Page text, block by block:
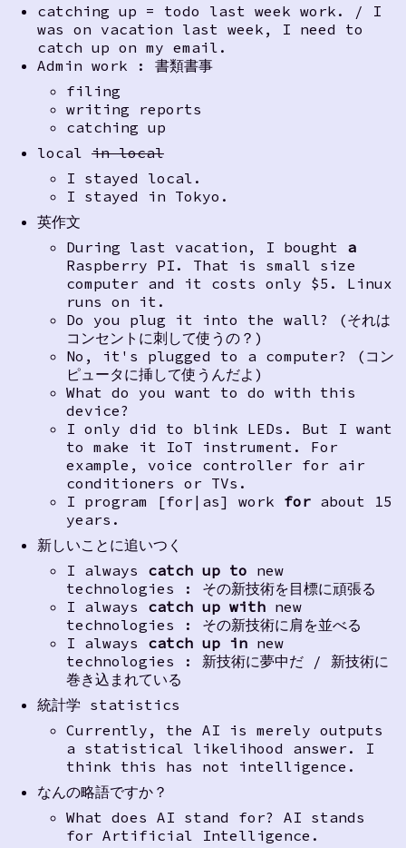
catching up = todo last week work. / I
was on vacation last week, I need to
catch up on my email.
Admin work : 書類書事
filing
writing reports
catching up
local in local
I stayed local.
I stayed in Tokyo.
英作文
During last vacation, I bought a
Raspberry PI. That is small size
computer and it costs only $5. Linux
runs on it.
Do you plug it into the wall? (それは
コンセントに刺して使うの？)
No, it's plugged to a computer? (コン
ピュータに挿して使うんだよ)
What do you want to do with this
device?
I only did to blink LEDs. But I want
to make it IoT instrument. For
example, voice controller for air
conditioners or TVs.
I program [for|as] work forabout 15
years.
新しいことに追いつく
I always catch up to new
technologies : その新技術を目標に頑張る
I always catch up withnew
technologies : その新技術に肩を並べる
I always catch up innew
technologies : 新技術に夢中だ / 新技術に
巻き込まれている
統計学 statistics
Currently, the AI is merely outputs
a statistical likelihood answer. I
think this has not intelligence.
なんの略語ですか？
What does AI stand for? AI stands
for Artificial Intelligence.